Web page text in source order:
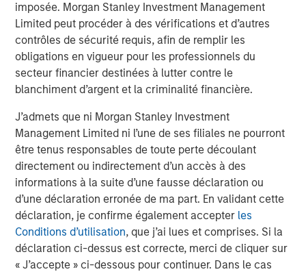
imposée. Morgan Stanley Investment Management
Limited peut procéder à des vérifications et d’autres
contrôles de sécurité requis, afin de remplir les
obligations en vigueur pour les professionnels du
secteur financier destinées à lutter contre le
blanchiment d’argent et la criminalité financière.
J’admets que ni Morgan Stanley Investment
Management Limited ni l’une de ses filiales ne pourront
être tenus responsables de toute perte découlant
directement ou indirectement d’un accès à des
informations à la suite d’une fausse déclaration ou
d’une déclaration erronée de ma part. En validant cette
déclaration, je confirme également accepter les
Conditions d’utilisation, que j’ai lues et comprises. Si la
déclaration ci-dessus est correcte, merci de cliquer sur
« J’accepte » ci-dessous pour continuer. Dans le cas
The MSIM Quantitative Duration
Strategy Model: A Factor-Based
Approach to Managing Interest Rates
Anton Heese and Matas Vala explore the
Quantitative Duration Strategy Model, one of the
proprietary tools the team uses to enhance their
and rigour with identifying and processing
relevant and important data.
5 AOÛT 2026